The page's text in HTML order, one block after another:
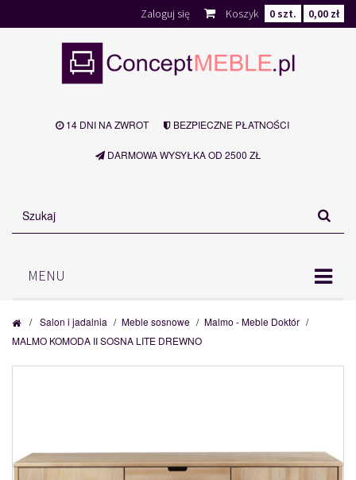
Koszyk 0szt. 0,00 zł
Zaloguj się
14 DNI NA ZWROT BEZPIECZNE PŁATNOŚCI
DARMOWA WYSYŁKA OD 2500 ZŁ
MENU
/ Salon i jadalnia / Meble sosnowe / Malmo - Meble Doktór /
MALMO KOMODA II SOSNA LITE DREWNO